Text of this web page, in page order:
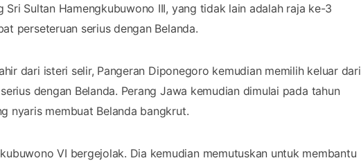
Sultan Hamengkubuwono III, yang tidak lain adalah raja ke-3
perseteruan serius dengan Belanda.
dari isteri selir, Pangeran Diponegoro kemudian memilih keluar dari
dengan Belanda. Perang Jawa kemudian dimulai pada tahun
nyaris membuat Belanda bangkrut.
VI bergejolak. Dia kemudian memutuskan untuk membantu